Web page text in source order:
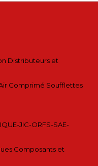
Distributeurs et
Comprimé Soufflettes
JIC-ORFS-SAE-
Composants et